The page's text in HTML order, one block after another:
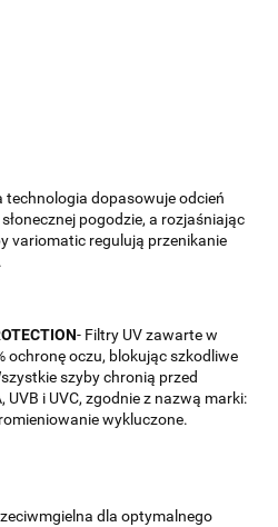
technologia dopasowuje odcień
pogodzie, a rozjaśniając
variomatic regulują przenikanie
- Filtry UV zawarte w
ochronę oczu, blokując szkodliwe
szyby chronią przed
i UVC, zgodnie z nazwą marki:
wykluczone.
dla optymalnego